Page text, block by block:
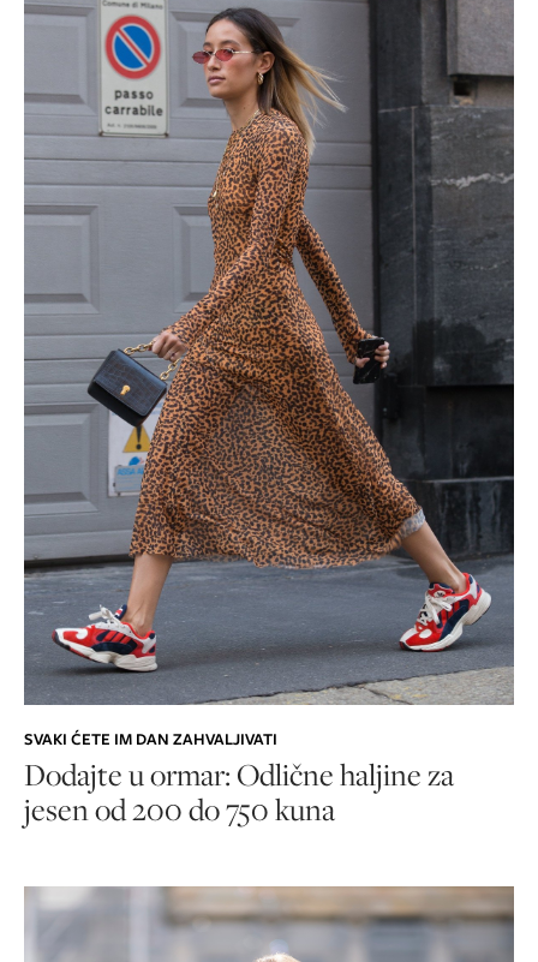
SVAKI ĆETE IM DAN ZAHVALJIVATI
Dodajte u ormar: Odlične haljine za
jesen od 200 do 750 kuna